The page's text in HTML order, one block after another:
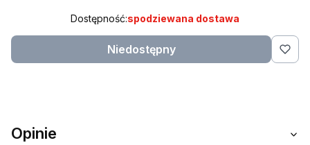
Dostępność:spodziewana dostawa
Niedostępny
Opinie